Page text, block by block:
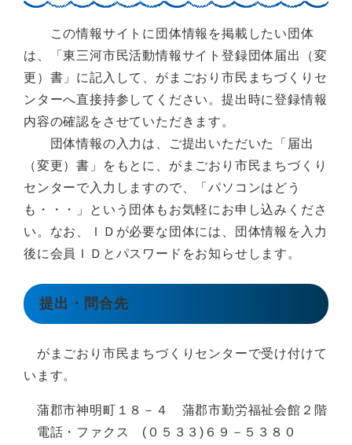
この情報サイトに団体情報を掲載したい団体
は、「東三河市民活動情報サイト登録団体届出（変
更）書」に記入して、がまごおり市民まちづくりセ
ンターへ直接持参してください。提出時に登録情報
内容の確認をさせていただきます。
団体情報の入力は、ご提出いただいた「届出
（変更）書」をもとに、がまごおり市民まちづくり
センターで入力しますので、「パソコンはどう
も・・・」という団体もお気軽にお申し込みくださ
い。なお、ＩＤが必要な団体には、団体情報を入力
後に会員ＩＤとパスワードをお知らせします。
提出・問合先
がまごおり市民まちづくりセンターで受け付けて
います。
蒲郡市神明町１８－４ 蒲郡市勤労福祉会館２階
電話・ファクス (０５３３)６９－５３８０